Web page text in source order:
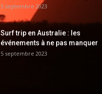
5 septembre 2023
Surf trip en Australie : les
événements à ne pas manquer
5 septembre 2023